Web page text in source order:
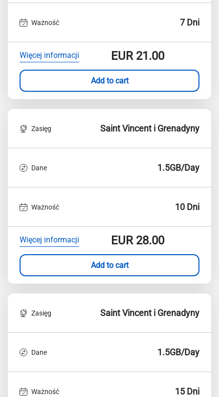
Ważność 7 Dni
Więcej informacji EUR21.00
Add to cart
Zasięg Saint Vincent i Grenadyny
Dane 1.5GB/Day
Ważność 10 Dni
Więcej informacji EUR28.00
Add to cart
Zasięg Saint Vincent i Grenadyny
Dane 1.5GB/Day
Ważność 15 Dni